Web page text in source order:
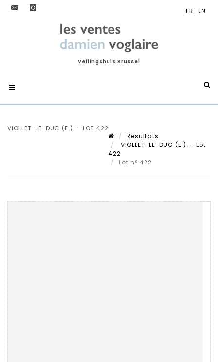
Veilingshuis Brussel
VIOLLET-LE-DUC (E.). - LOT 422
Résultats
VIOLLET-LE-DUC (E.). - Lot
422
Lot n° 422